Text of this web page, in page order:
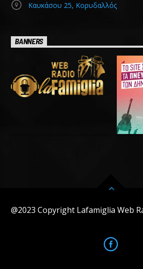
Καυκάσου 25, Κορυδαλλός
BANNERS
@2023 Copyright Lafamiglia Web